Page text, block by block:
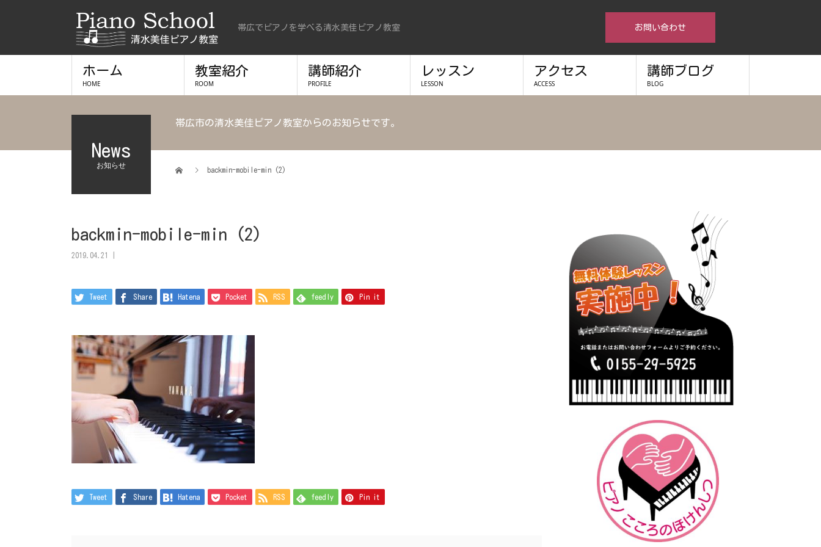
帯広でピアノを学べる清水美佳ピアノ教室 お問い合わせ
ホーム
HOME
教室紹介
ROOM
講師紹介
PROFILE
レッスン
LESSON
アクセス
ACCESS
講師ブログ
BLOG
News
お知らせ
帯広市の清水美佳ピアノ教室からのお知らせです。
backmin-mobile-min (2)
backmin-mobile-min (2)
2019.04.21
Tweet Share Hatena Pocket RSS feedly Pin it
Tweet Share Hatena Pocket RSS feedly Pin it